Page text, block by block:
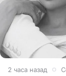
2 часа назад